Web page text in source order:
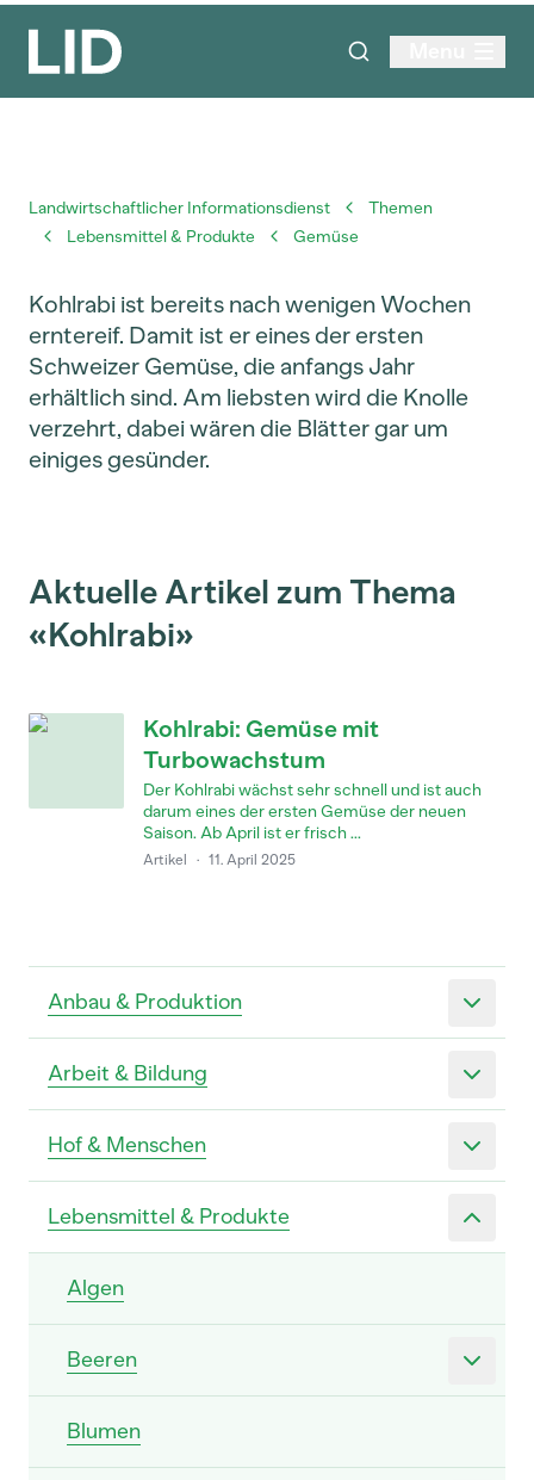
Anbau & Produktion
Arbeit & Bildung
Hof & Menschen
Lebensmittel & Produkte
Algen
Beeren
Blumen
Landwirtschaftlicher Informationsdienst
Themen
Lebensmittel & Produkte
Gemüse
Kohlrabi ist bereits nach wenigen Wochen
erntereif. Damit ist er eines der ersten
Schweizer Gemüse, die anfangs Jahr
erhältlich sind. Am liebsten wird die Knolle
verzehrt, dabei wären die Blätter gar um
einiges gesünder.
Aktuelle Artikel zum Thema
«Kohlrabi»
Kohlrabi: Gemüse mit
Turbowachstum
Der Kohlrabi wächst sehr schnell und ist auch
darum eines der ersten Gemüse der neuen
Saison. Ab April ist er frisch ...
Artikel · 11. April 2025